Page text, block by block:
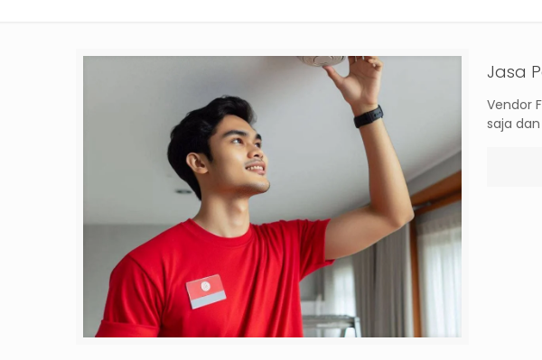
Jasa
Vendor
saja